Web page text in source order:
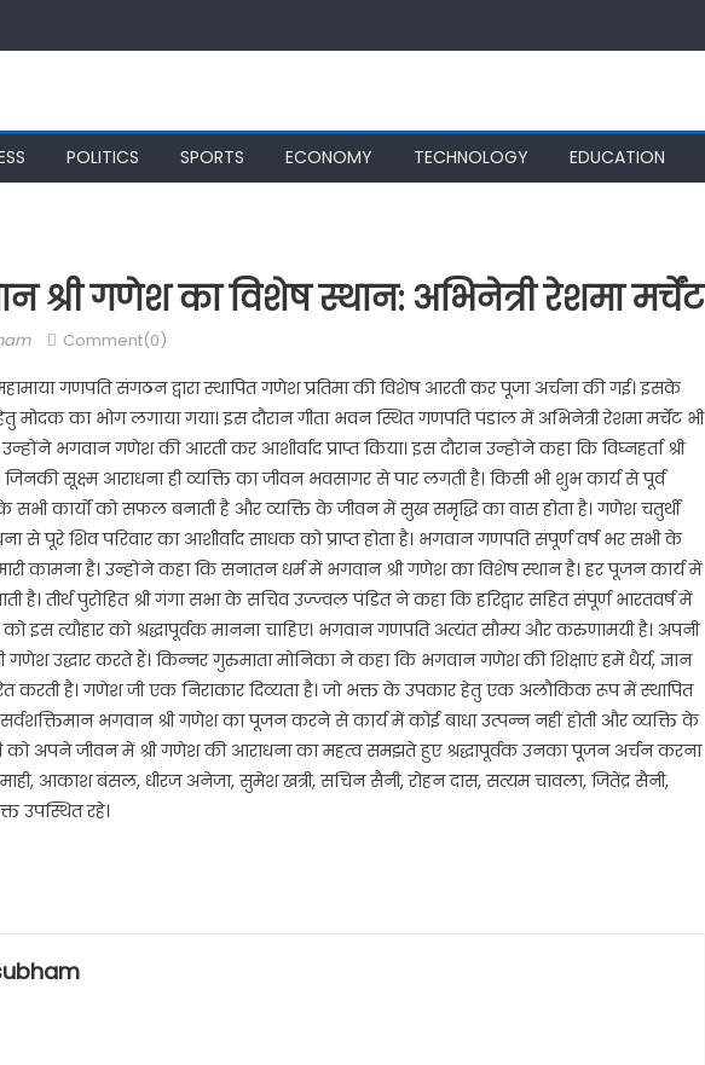
POLITICS SPORTS ECONOMY TECHNOLOGY EDUCATION
श्री गणेश का विशेष स्थान: अभिनेत्री रेशमा मर्चेंट
Comment(0)
गणपति संगठन द्वारा स्थापित गणेश प्रतिमा की विशेष आरती कर पूजा अर्चना की गई। इसके
का भोग लगाया गया। इस दौरान गीता भवन स्थित गणपति पंडाल में अभिनेत्री रेशमा मर्चेंट भी
भगवान गणेश की आरती कर आशीर्वाद प्राप्त किया। इस दौरान उन्होंने कहा कि विघ्नहर्ता श्री
जिनकी सूक्ष्म आराधना ही व्यक्ति का जीवन भवसागर से पार लगती है। किसी भी शुभ कार्य से पूर्व
सभी कार्यों को सफल बनाती है और व्यक्ति के जीवन में सुख समृद्धि का वास होता है। गणेश चतुर्थी
से पूरे शिव परिवार का आशीर्वाद साधक को प्राप्त होता है। भगवान गणपति संपूर्ण वर्ष भर सभी के
कामना है। उन्होंने कहा कि सनातन धर्म में भगवान श्री गणेश का विशेष स्थान है। हर पूजन कार्य में
तीर्थ पुरोहित श्री गंगा सभा के सचिव उज्ज्वल पंडित ने कहा कि हरिद्वार सहित संपूर्ण भारतवर्ष में
इस त्यौहार को श्रद्धापूर्वक मानना चाहिए। भगवान गणपति अत्यंत सौम्य और करुणामयी है। अपनी
उद्धार करते हैं। किन्नर गुरुमाता मोनिका ने कहा कि भगवान गणेश की शिक्षाएं हमें धैर्य, ज्ञान
करती है। गणेश जी एक निराकार दिव्यता है। जो भक्त के उपकार हेतु एक अलौकिक रूप में स्थापित
भगवान श्री गणेश का पूजन करने से कार्य में कोई बाधा उत्पन्न नहीं होती और व्यक्ति के
को अपने जीवन में श्री गणेश की आराधना का महत्व समझते हुए श्रद्धापूर्वक उनका पूजन अर्चन करना
आकाश बंसल, धीरज अनेजा, सुमेश खत्री, सचिन सैनी, रोहन दास, सत्यम चावला, जितेंद्र सैनी,
उपस्थित रहे।